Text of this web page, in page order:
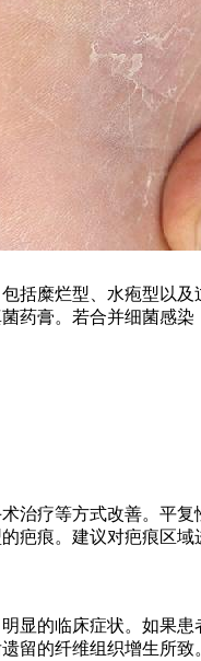
括糜烂型、水疱型以
药膏。若合并细菌感
治疗等方式改善。平
疤痕。建议对疤痕区
显的临床症状。如果
留的纤维组织增生所